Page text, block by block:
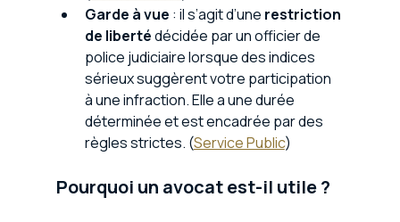
Garde à vue : il s’agit d’une restriction
de liberté décidée par un officier de
police judiciaire lorsque des indices
sérieux suggèrent votre participation
à une infraction. Elle a une durée
déterminée et est encadrée par des
règles strictes. (Service Public)
Pourquoi un avocat est-il utile ?